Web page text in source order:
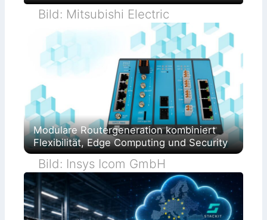
Bild: Mitsubishi Electric
Modulare Routergeneration kombiniert
Flexibilität, Edge Computing und Security
Bild: Insys Icom GmbH